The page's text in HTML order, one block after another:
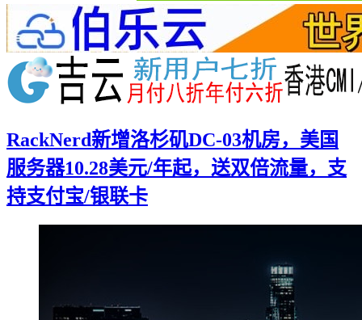
RackNerd新增洛杉矶DC-03机房，美国
服务器10.28美元/年起，送双倍流量，支
持支付宝/银联卡